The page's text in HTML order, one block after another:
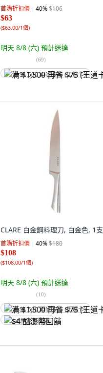
首購折扣價 40%$106
$63
($63.00/1個)
明天 8/8 (六) 預計送達
(69)
满 $1,500 再省 $75 (王道卡)
CLARE 白金鋼料理刀, 白金色, 1支
首購折扣價 40%$180
$108
($108.00/1個)
明天 8/8 (六) 預計送達
(10)
满 $1,500 再省 $75 (王道卡)
$4 酷澎幣回饋